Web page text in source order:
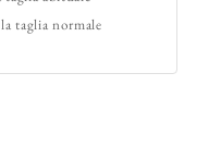
taglia normale